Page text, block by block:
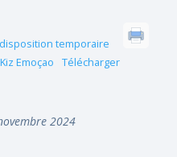
temporaire
Emoçao
Télécharger
2024